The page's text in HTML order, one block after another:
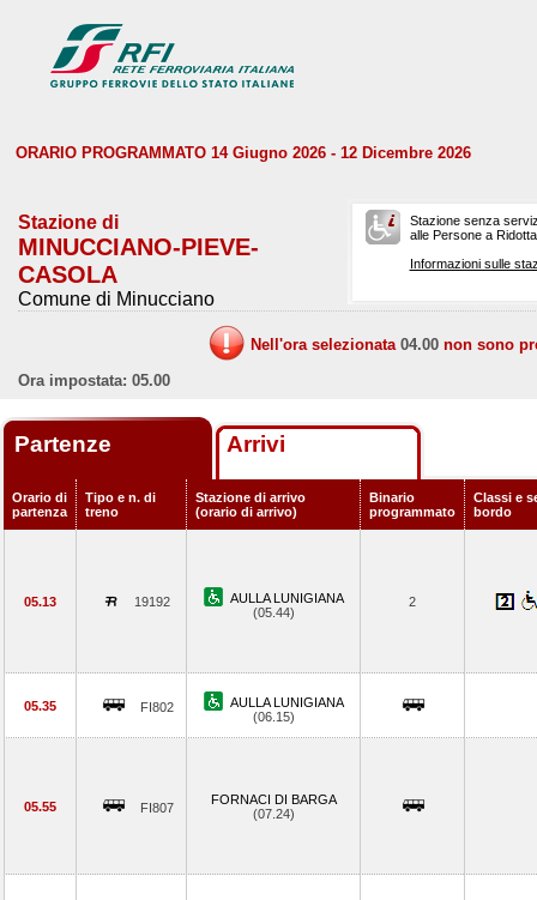
ORARIO PROGRAMMATO 14 Giugno 2026 - 12 Dicembre 2026
Stazione di
MINUCCIANO-PIEVE-
CASOLA
Comune di Minucciano
Stazione senza
alle Persone a
Informazioni sulle
Nell'ora selezionata 04.00 non sono
Ora impostata: 05.00
Partenze Arrivi
Orario di
partenza
Tipo e n. di
treno
Stazione di arrivo
(orario di arrivo)
Binario
programmato
Classi e
bordo
05.13 19192
AULLA LUNIGIANA
(05.44)
2
05.35 FI802
AULLA LUNIGIANA
(06.15)
05.55 FI807
FORNACI DI BARGA
(07.24)